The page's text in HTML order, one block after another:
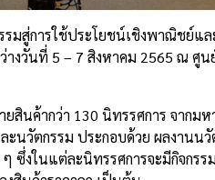
มสู่การใช้ประโยชน์เชิงพาณิชย์แ
งวันที่ 5 – 7 สิงหาคม 2565 ณ ศู
ยสินค้ากว่า 130 นิทรรศการ จาก
ะนวัตกรรม ประกอบด้วย ผลงาน
งในแต่ละนิทรรศการจะมีกิจกรร